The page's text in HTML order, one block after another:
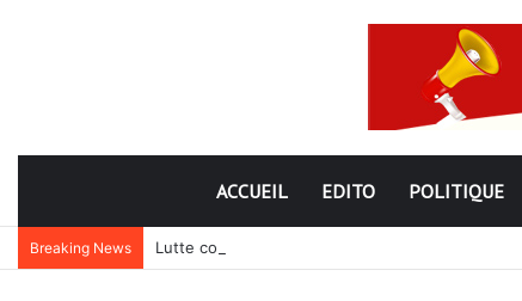
ACCUEIL EDITO POLITIQUE
Breaking News Lutte contre la corruption dans la commande